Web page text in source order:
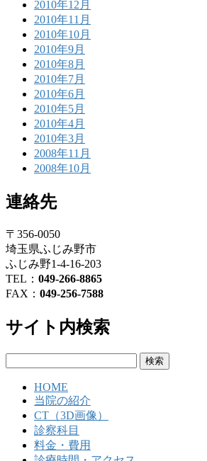
2010年12月
2010年11月
2010年10月
2010年9月
2010年8月
2010年7月
2010年6月
2010年5月
2010年4月
2010年3月
2008年11月
2008年10月
連絡先
〒356-0050
埼玉県ふじみ野市
ふじみ野1-4-16-203
TEL： 049-266-8865
FAX： 049-256-7588
サイト内検索
HOME
当院の紹介
CT（3D画像）
診察科目
料金・費用